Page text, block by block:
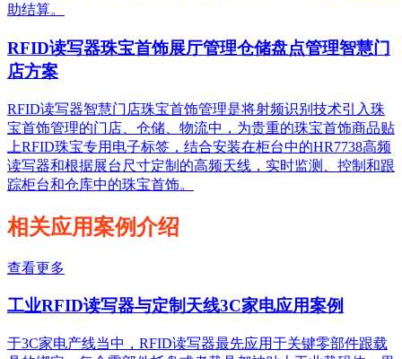
助结算。
RFID读写器珠宝首饰展厅管理仓储盘点管理智慧门
店方案
RFID读写器智慧门店珠宝首饰管理是将射频识别技术引入珠
宝首饰管理的门店、仓储、物流中，为贵重的珠宝首饰商品贴
上RFID珠宝专用电子标签，结合安装在柜台中的HR7738高频
读写器和根据展台尺寸定制的高频天线，实时监测、控制和跟
踪柜台和仓库中的珠宝首饰。
相关应用案例介绍
查看更多
工业RFID读写器与定制天线3C家电应用案例
于3C家电产线当中，RFID读写器最先应用于关键零部件跟载